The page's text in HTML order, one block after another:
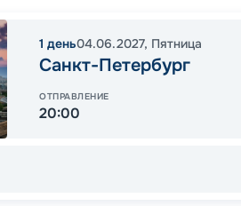
1 день04.06.2027, Пятница
Санкт-Петербург
ОТПРАВЛЕНИЕ
20:00